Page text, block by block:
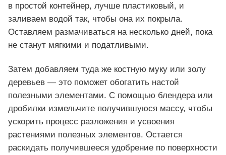
в простой контейнер, лучше пластиковый, и
заливаем водой так, чтобы она их покрыла.
Оставляем размачиваться на несколько дней, пока
не станут мягкими и податливыми.
Затем добавляем туда же костную муку или золу
деревьев — это поможет обогатить настой
полезными элементами. С помощью блендера или
дробилки измельчите получившуюся массу, чтобы
ускорить процесс разложения и усвоения
растениями полезных элементов. Остается
раскидать получившееся удобрение по поверхности